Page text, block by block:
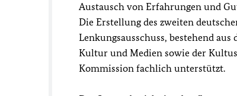
Austausch von Erfahrungen und
Die Erstellung des zweiten
Lenkungsausschuss, bestehend
Kultur und Medien sowie der
Kommission fachlich unterstützt.